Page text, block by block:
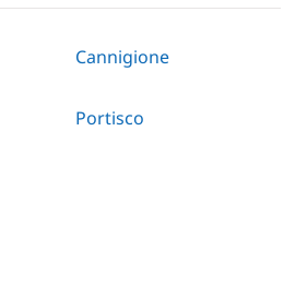
Cannigione
Portisco